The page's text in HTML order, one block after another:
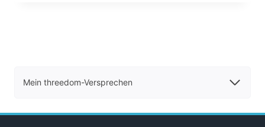
Mein threedom-Versprechen